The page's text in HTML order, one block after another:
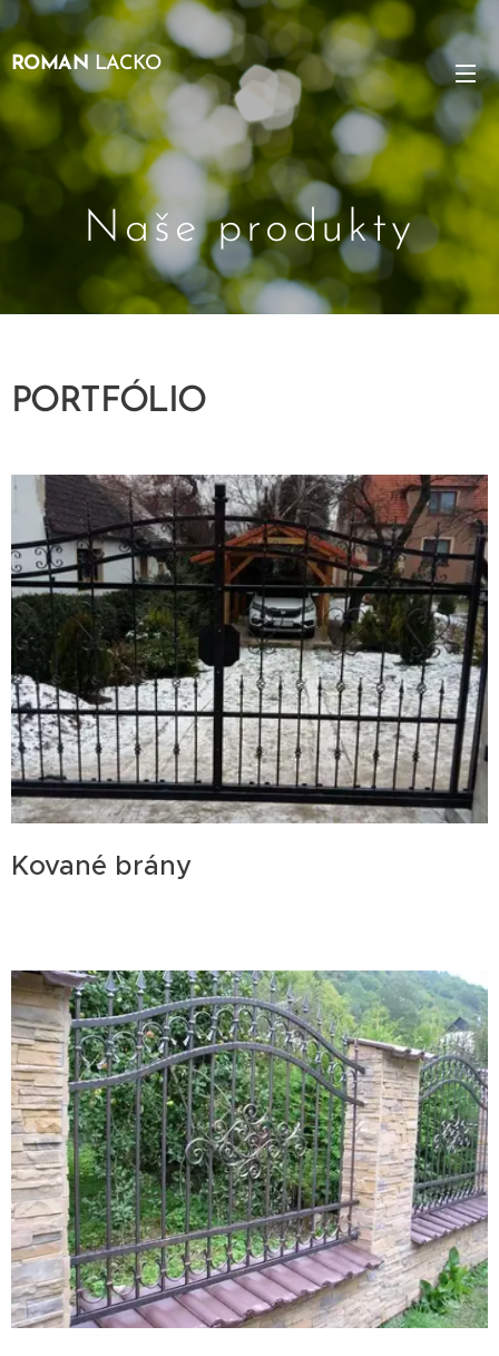
ROMAN LACKO
Naše produkty
PORTFÓLIO
Kované brány